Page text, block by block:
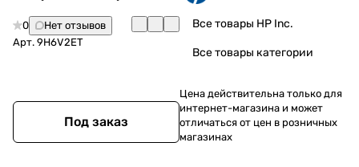
0
Нет отзывов
Арт. 9H6V2ET
Под заказ
Все товары HP Inc.
Все товары категории
Цена действительна только для
интернет-магазина и может
отличаться от цен в розничных
магазинах